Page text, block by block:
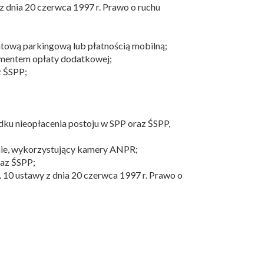
20 czerwca 1997 r. Prawo o ruchu
parkingową lub płatnością mobilną;
opłaty dodatkowej;
nieopłacenia postoju w SPP oraz ŚSPP,
wykorzystujący kamery ANPR;
ŚSPP;
ustawy z dnia 20 czerwca 1997 r. Prawo o